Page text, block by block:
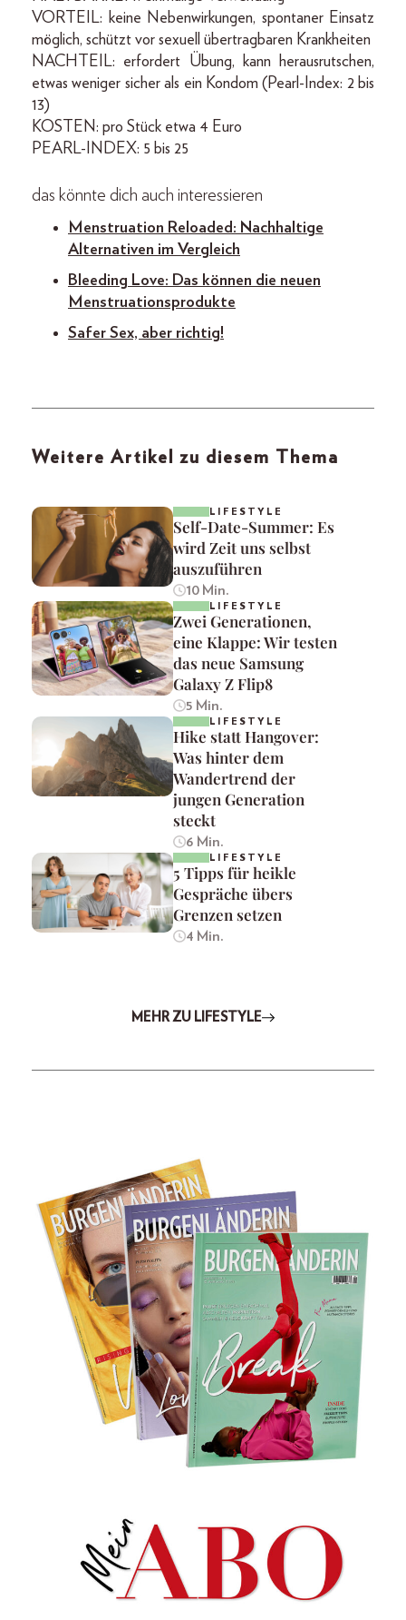
VORTEIL: keine Nebenwirkungen, spontaner Einsatz
möglich, schützt vor sexuell übertragbaren Krankheiten
NACHTEIL: erfordert Übung, kann herausrutschen,
etwas weniger sicher als ein Kondom (Pearl-Index: 2 bis
13)
KOSTEN: pro Stück etwa 4 Euro
PEARL-INDEX: 5 bis 25
das könnte dich auch interessieren
Menstruation Reloaded: Nachhaltige
Alternativen im Vergleich
Bleeding Love: Das können die neuen
Menstruationsprodukte
Safer Sex, aber richtig!
Weitere Artikel zu diesem Thema
LIFESTYLE
Self-Date-Summer: Es
wird Zeit uns selbst
auszuführen
10 Min.
LIFESTYLE
Zwei Generationen,
eine Klappe: Wir testen
das neue Samsung
Galaxy Z Flip8
5 Min.
LIFESTYLE
Hike statt Hangover:
Was hinter dem
Wandertrend der
jungen Generation
steckt
6 Min.
LIFESTYLE
5 Tipps für heikle
Gespräche übers
Grenzen setzen
4 Min.
MEHR ZU LIFESTYLE